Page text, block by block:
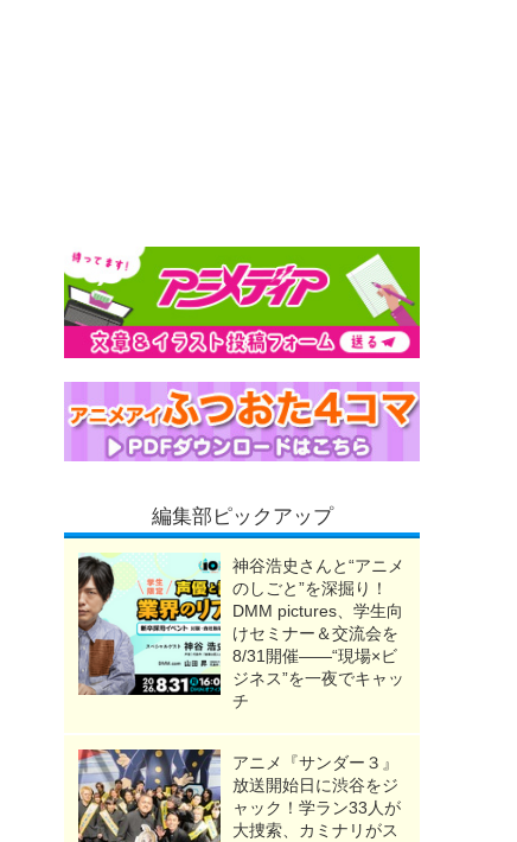
編集部ピックアップ
神谷浩史さんと“アニメ
のしごと”を深掘り！
DMM pictures、学生向
けセミナー＆交流会を
8/31開催――“現場×ビ
ジネス”を一夜でキャッ
チ
アニメ『サンダー３』
放送開始日に渋谷をジ
ャック！学ラン33人が
大捜索、カミナリがス